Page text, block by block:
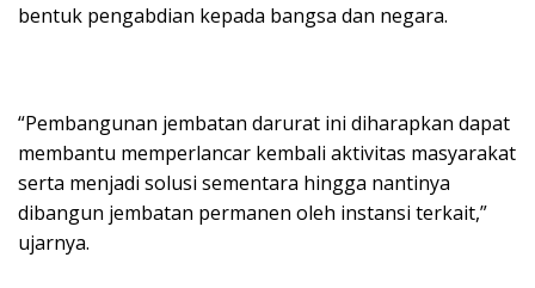
bentuk pengabdian kepada bangsa dan negara.
“Pembangunan jembatan darurat ini diharapkan dapat
membantu memperlancar kembali aktivitas masyarakat
serta menjadi solusi sementara hingga nantinya
dibangun jembatan permanen oleh instansi terkait,”
ujarnya.